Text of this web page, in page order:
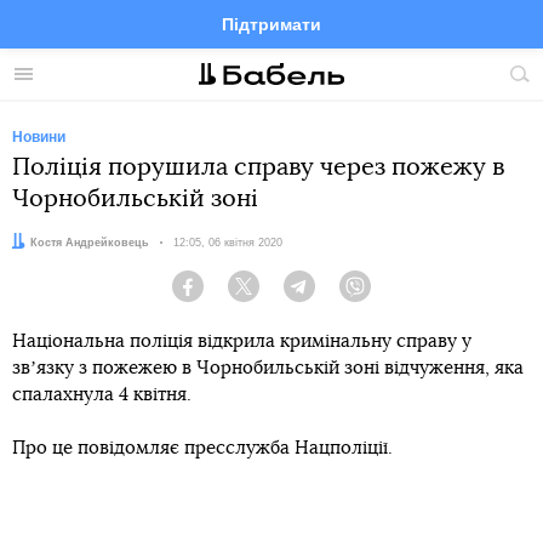
Меню
Підтримати
FacebookTelegramTwitter
Новини
Поліція порушила справу через пожежу в
Чорнобильській зоні
Автор:Костя Андрейковець Дата:
12:05, 06 квітня 2020
Facebook Twitter Telegram
Національна поліція відкрила кримінальну справу у
звʼязку з пожежею в Чорнобильській зоні відчуження, яка
спалахнула 4 квітня.
Про це повідомляє пресслужба Нацполіції.